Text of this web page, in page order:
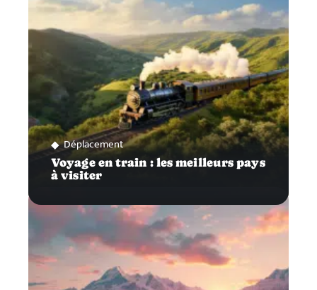
Déplacement
Voyage en train : les meilleurs pays
à visiter